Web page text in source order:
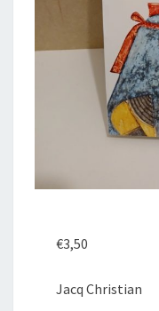
€3,50
Jacq Christian